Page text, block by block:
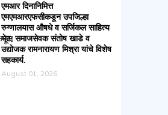
एमआर दिनानिमित्त
एमएमआरएफसीकडून उपजिल्हा
रुग्णालयास औषधे व सर्जिकल साहित्य
भेट; समाजसेवक संतोष खाडे व
उद्योजक रामनारायण मिश्रा यांचे विशेष
सहकार्य.
August 01, 2026